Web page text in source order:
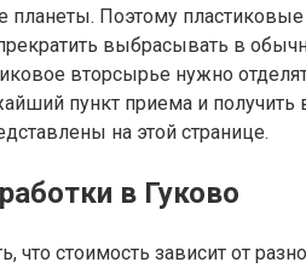
планеты. Поэтому
выбрасывать в
вторсырье нужно
пункт приема и
на этой странице.
в Гуково
что стоимость зависит от